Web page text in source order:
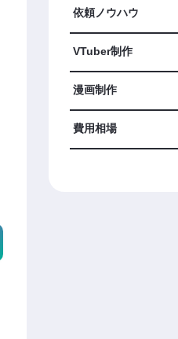
依頼ノウハウ
VTuber制作
漫画制作
費用相場